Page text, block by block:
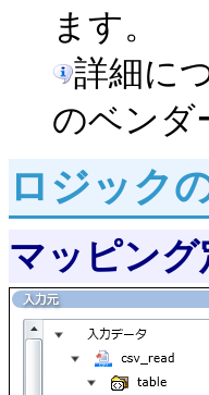
ます。
詳細に
のベンダ
ロジック
マッピング